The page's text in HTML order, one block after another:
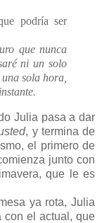
podría ser
que nunca
ni un solo
sola hora,
Julia pasa a dar
, y termina de
el primero de
junto con
que le es
ya rota, Julia
con el actual, que